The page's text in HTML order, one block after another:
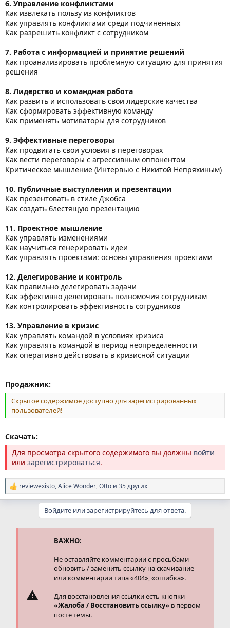
6. Управление конфликтами
Как извлекать пользу из конфликтов
Как управлять конфликтами среди подчиненных
Как разрешить конфликт с сотрудником
7. Работа с информацией и принятие решений
Как проанализировать проблемную ситуацию для принятия
решения
8. Лидерство и командная работа
Как развить и использовать свои лидерские качества
Как сформировать эффективную команду
Как применять мотиваторы для сотрудников
9. Эффективные переговоры
Как продвигать свои условия в переговорах
Как вести переговоры с агрессивным оппонентом
Критическое мышление (Интервью с Никитой Непряхиным)
10. Публичные выступления и презентации
Как презентовать в стиле Джобса
Как создать блестящую презентацию
11. Проектное мышление
Как управлять изменениями
Как научиться генерировать идеи
Как управлять проектами: основы управления проектами
12. Делегирование и контроль
Как правильно делегировать задачи
Как эффективно делегировать полномочия сотрудникам
Как контролировать эффективность сотрудников
13. Управление в кризис
Как управлять командой в условиях кризиса
Как управлять командой в период неопределенности
Как оперативно действовать в кризисной ситуации
Продажник:
Скрытое содержимое доступно для зарегистрированных
пользователей!
Скачать:
Для просмотра скрытого содержимого вы должны войти
или зарегистрироваться.
Р
е
reviewexisto,Alice Wonder,Otto и 35 других
Войдите или зарегистрируйтесь для ответа.
ВАЖНО:
Не оставляйте комментарии с просьбами
обновить / заменить ссылку на скачивание
или комментарии типа «404», «ошибка».
Для восстановления ссылки есть кнопки
«Жалоба / Восстановить ссылку» в первом
посте темы.